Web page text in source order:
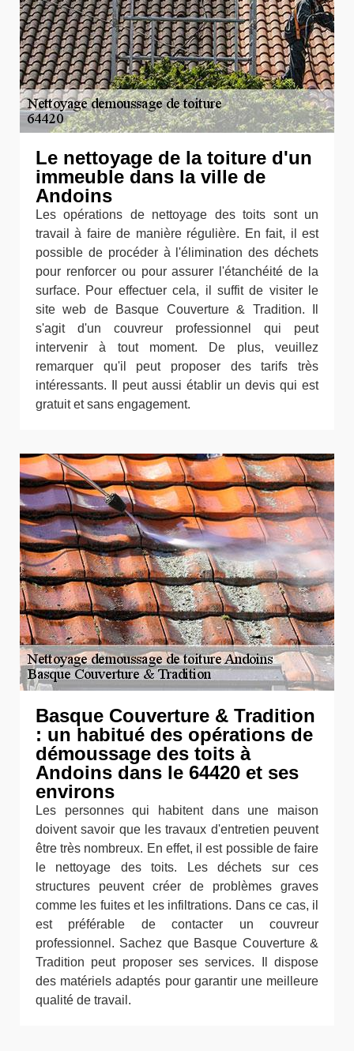
Le nettoyage de la toiture d'un
immeuble dans la ville de
Andoins
Les opérations de nettoyage des toits sont un
travail à faire de manière régulière. En fait, il est
possible de procéder à l'élimination des déchets
pour renforcer ou pour assurer l'étanchéité de la
surface. Pour effectuer cela, il suffit de visiter le
site web de Basque Couverture & Tradition. Il
s'agit d'un couvreur professionnel qui peut
intervenir à tout moment. De plus, veuillez
remarquer qu'il peut proposer des tarifs très
intéressants. Il peut aussi établir un devis qui est
gratuit et sans engagement.
Basque Couverture & Tradition
: un habitué des opérations de
démoussage des toits à
Andoins dans le 64420 et ses
environs
Les personnes qui habitent dans une maison
doivent savoir que les travaux d'entretien peuvent
être très nombreux. En effet, il est possible de faire
le nettoyage des toits. Les déchets sur ces
structures peuvent créer de problèmes graves
comme les fuites et les infiltrations. Dans ce cas, il
est préférable de contacter un couvreur
professionnel. Sachez que Basque Couverture &
Tradition peut proposer ses services. Il dispose
des matériels adaptés pour garantir une meilleure
qualité de travail.